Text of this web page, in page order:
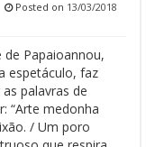
Posted on 13/03/2018
de Papaioannou,
espetáculo, faz
palavras de
“Arte medonha
/ Um poro